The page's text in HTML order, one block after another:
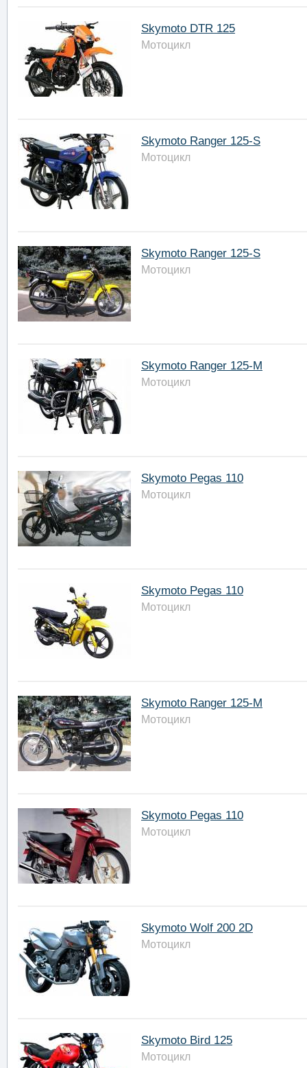
Skymoto DTR 125
Мотоцикл
Skymoto Ranger 125-S
Мотоцикл
Skymoto Ranger 125-S
Мотоцикл
Skymoto Ranger 125-M
Мотоцикл
Skymoto Pegas 110
Мотоцикл
Skymoto Pegas 110
Мотоцикл
Skymoto Ranger 125-M
Мотоцикл
Skymoto Pegas 110
Мотоцикл
Skymoto Wolf 200 2D
Мотоцикл
Skymoto Bird 125
Мотоцикл